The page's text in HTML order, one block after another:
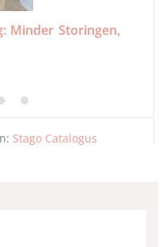
Minder Storingen,
Stago Catalogus